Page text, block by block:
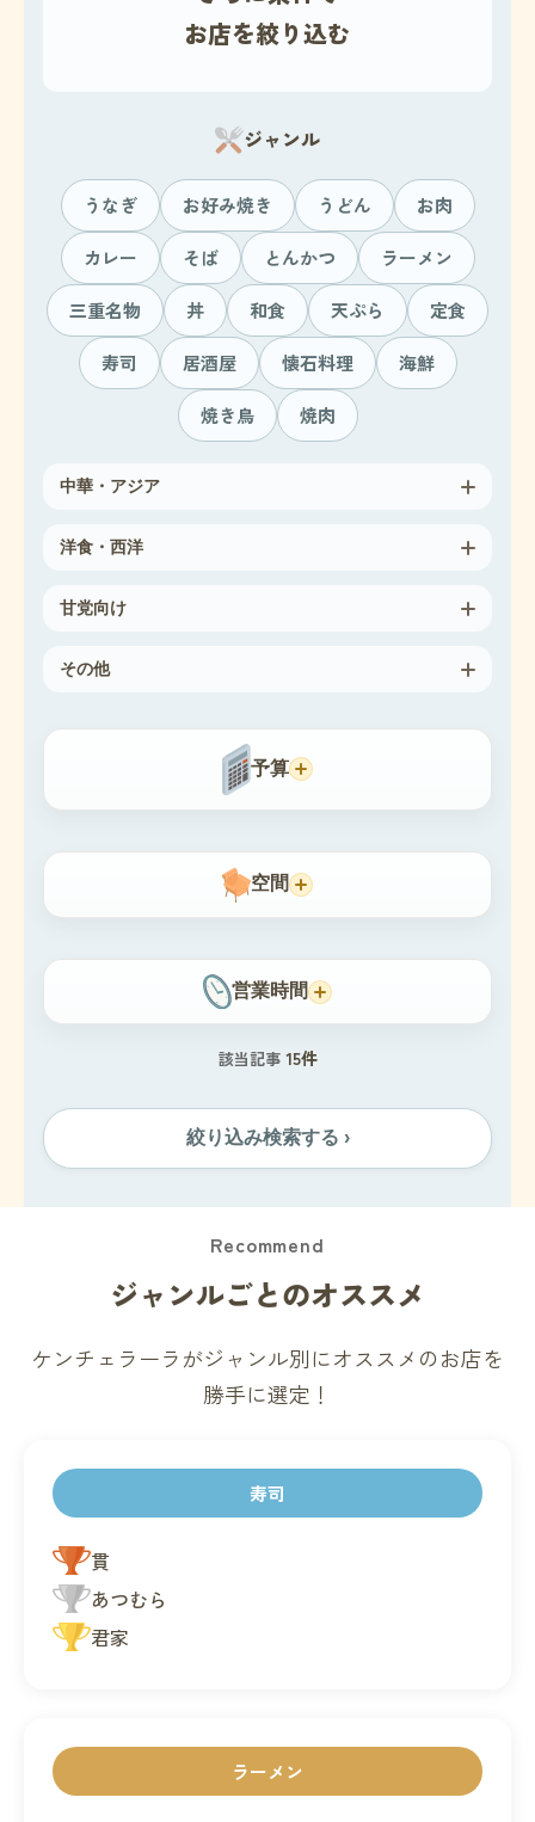
お店を絞り込む
ジャンル
うなぎ お好み焼き うどん お肉
カレー そば とんかつ ラーメン
三重名物 丼 和食 天ぷら 定食
寿司 居酒屋 懐石料理 海鮮
焼き鳥 焼肉
中華・アジア
洋食・西洋
甘党向け
その他
予算
空間
営業時間
該当記事 15件
絞り込み検索する ›
Recommend
ジャンルごとのオススメ
ケンチェラーラがジャンル別にオススメのお店を
勝手に選定！
寿司
貫
あつむら
君家
ラーメン